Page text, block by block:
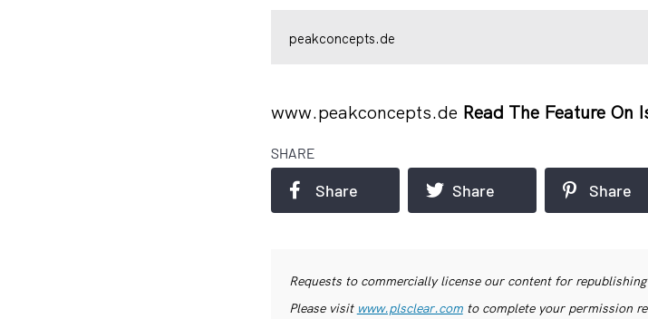
peakconcepts.de
www.peakconcepts.de Read The Feature On
SHARE
Share Share Share
Requests to commercially license our content for
Please visit www.plsclear.comto complete your permission